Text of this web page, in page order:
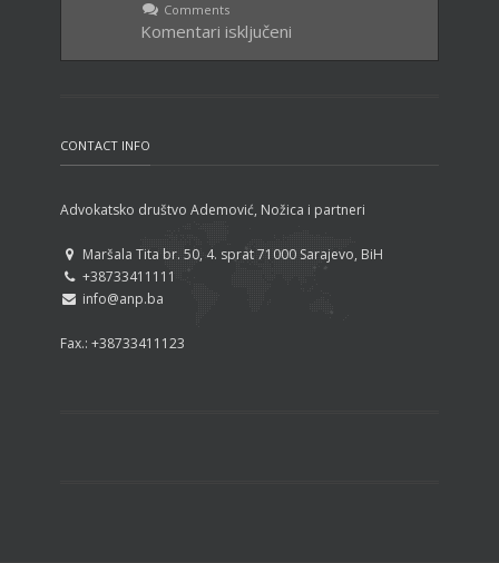
Komentari isključeni
Comments
CONTACT INFO
Advokatsko društvo Ademović, Nožica i partneri
Maršala Tita br. 50, 4. sprat 71000 Sarajevo, BiH
+38733411111
info@anp.ba
Fax.: +38733411123